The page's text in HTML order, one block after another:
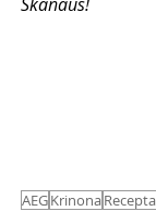
AEGKrinona